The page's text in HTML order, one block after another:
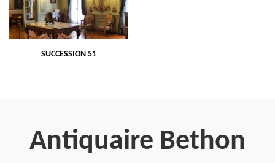
SUCCESSION 51
Antiquaire Bethon